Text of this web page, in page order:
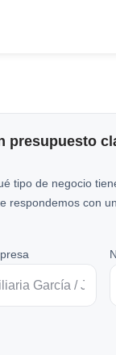
presupuesto
tipo de negocio
respondemos con